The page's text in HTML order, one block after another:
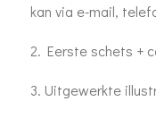
kan via e-mail,
2. Eerste schets +
3. Uitgewerkte